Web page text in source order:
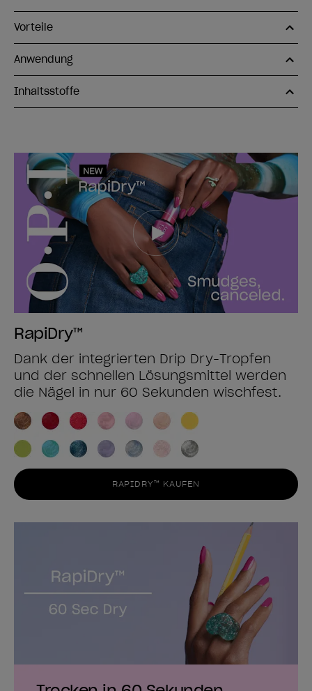
Vorteile
Anwendung
Inhaltsstoffe
RapiDry™
Dank der integrierten Drip Dry-Tropfen
und der schnellen Lösungsmittel werden
die Nägel in nur 60 Sekunden wischfest.
RAPIDRY™ KAUFEN